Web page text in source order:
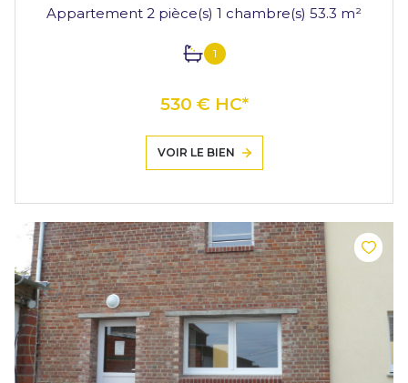
Appartement 2 pièce(s) 1 chambre(s) 53.3 m²
1
530 € HC*
VOIR LE BIEN